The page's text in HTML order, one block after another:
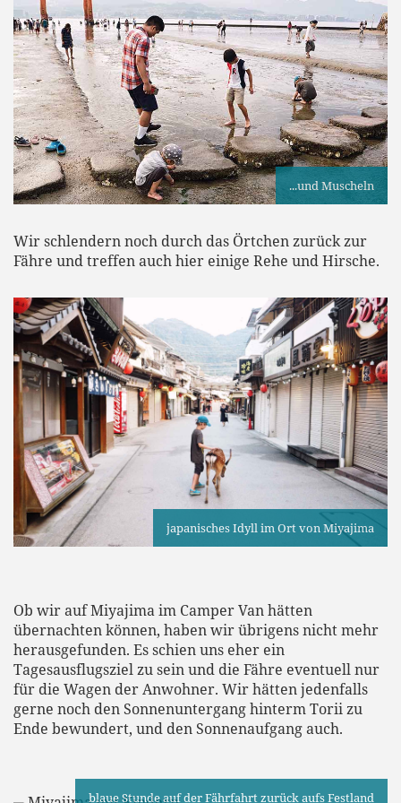
...und Muscheln
Wir schlendern noch durch das Örtchen zurück zur
Fähre und treffen auch hier einige Rehe und Hirsche.
japanisches Idyll im Ort von Miyajima
Ob wir auf Miyajima im Camper Van hätten
übernachten können, haben wir übrigens nicht mehr
herausgefunden. Es schien uns eher ein
Tagesausflugsziel zu sein und die Fähre eventuell nur
für die Wagen der Anwohner. Wir hätten jedenfalls
gerne noch den Sonnenuntergang hinterm Torii zu
Ende bewundert, und den Sonnenaufgang auch.
blaue Stunde auf der Fährfahrt zurück aufs Festland